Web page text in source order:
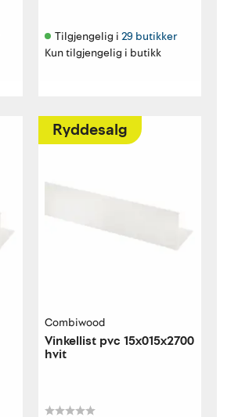
Tilgjengelig i 29 butikker
Kun tilgjengelig i butikk
Ryddesalg
Combiwood
Vinkellist pvc 15x015x2700
hvit